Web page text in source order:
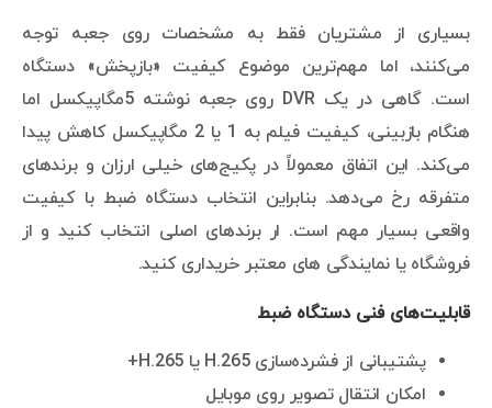
بسیاری از مشتریان فقط به مشخصات روی جعبه توجه
می‌کنند، اما مهم‌ترین موضوع کیفیت «بازپخش» دستگاه
است. گاهی در یک DVR روی جعبه نوشته 5مگاپیکسل اما
هنگام بازبینی، کیفیت فیلم به 1 یا 2 مگاپیکسل کاهش پیدا
می‌کند. این اتفاق معمولاً در پکیج‌های خیلی ارزان و برندهای
متفرقه رخ می‌دهد. بنابراین انتخاب دستگاه ضبط با کیفیت
واقعی بسیار مهم است. ار برندهای اصلی انتخاب کنید و از
فروشگاه یا نمایندگی های معتبر خریداری کنید.
قابلیت‌های فنی دستگاه ضبط
پشتیبانی از فشرده‌سازی H.265 یا H.265+
امکان انتقال تصویر روی موبایل